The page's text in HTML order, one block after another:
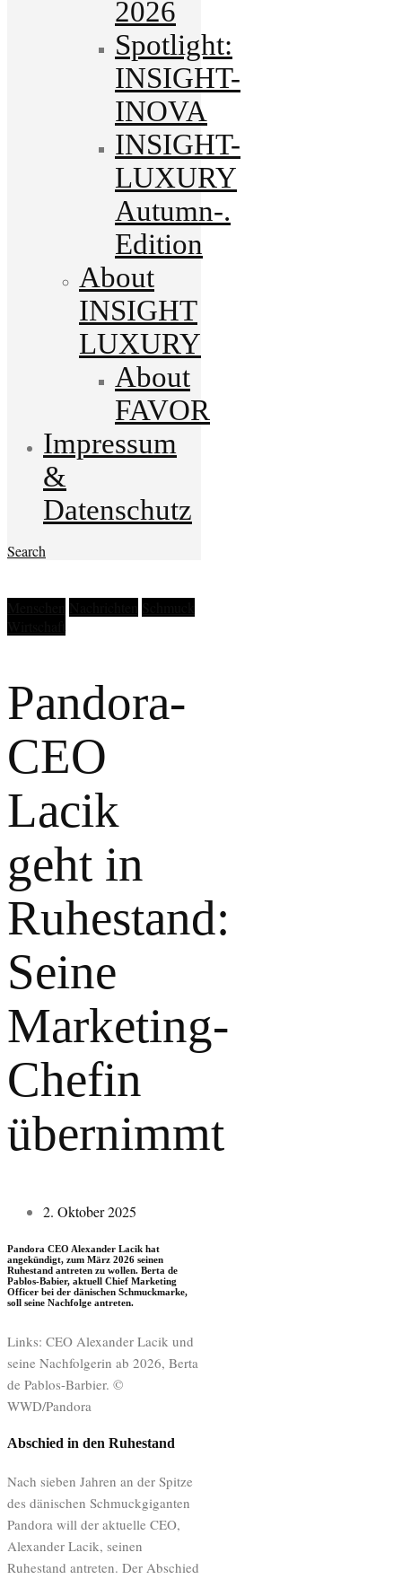
2026
Spotlight:
INSIGHT-
INOVA
INSIGHT-
LUXURY
Autumn-.
Edition
About
INSIGHT
LUXURY
About
FAVOR
Impressum
&
Datenschutz
Search
Pandora-
CEO
Lacik
geht in
Ruhestand:
Seine
Marketing-
Chefin
übernimmt
2. Oktober 2025
Pandora CEO Alexander Lacik hat
angekündigt, zum März 2026 seinen
Ruhestand antreten zu wollen. Berta de
Pablos-Babier, aktuell Chief Marketing
Officer bei der dänischen Schmuckmarke,
soll seine Nachfolge antreten.
Links: CEO Alexander Lacik und
seine Nachfolgerin ab 2026, Berta
de Pablos-Barbier. ©
WWD/Pandora
Abschied in den Ruhestand
Nach sieben Jahren an der Spitze
des dänischen Schmuckgiganten
Pandora will der aktuelle CEO,
Alexander Lacik, seinen
Ruhestand antreten. Der Abschied